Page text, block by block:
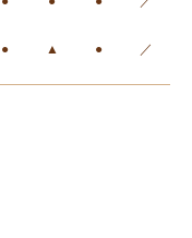
● ▲ ● ／